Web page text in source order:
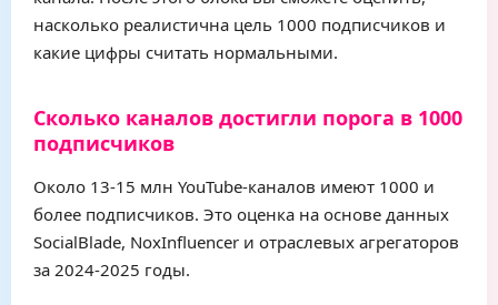
насколько реалистична цель 1000 подписчиков и
какие цифры считать нормальными.
Сколько каналов достигли порога в 1000
подписчиков
Около 13-15 млн YouTube-каналов имеют 1000 и
более подписчиков. Это оценка на основе данных
SocialBlade, NoxInfluencer и отраслевых агрегаторов
за 2024-2025 годы.